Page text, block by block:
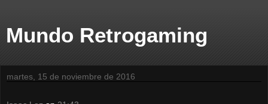
Mundo Retrogaming
martes, 15 de noviembre de 2016